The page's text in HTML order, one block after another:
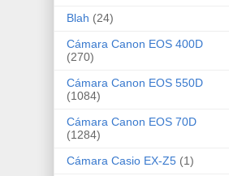
Blah (24)
Cámara Canon EOS 400D
(270)
Cámara Canon EOS 550D
(1084)
Cámara Canon EOS 70D
(1284)
Cámara Casio EX-Z5 (1)